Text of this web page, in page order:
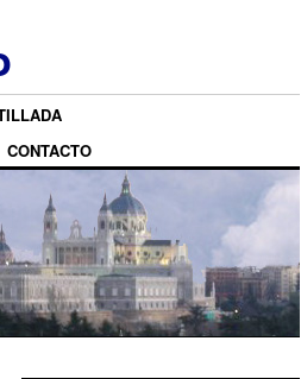
CONTACTO